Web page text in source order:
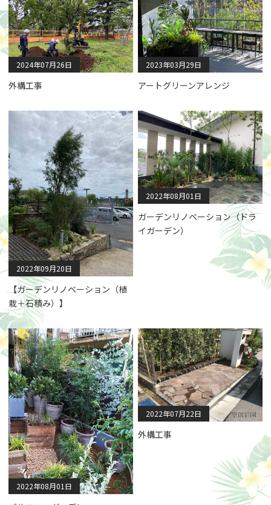
2024年07月26日
外構工事
2023年03月29日
アートグリーンアレンジ
2022年09月20日
【ガーデンリノベーション（植
栽＋石積み）】
2022年08月01日
ガーデンリノベーション（ドラ
イガーデン）
2022年08月01日
2022年07月22日
外構工事